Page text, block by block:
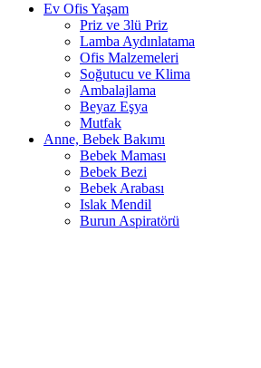
Ev Ofis Yaşam
Priz ve 3lü Priz
Lamba Aydınlatama
Ofis Malzemeleri
Soğutucu ve Klima
Ambalajlama
Beyaz Eşya
Mutfak
Anne, Bebek Bakımı
Bebek Maması
Bebek Bezi
Bebek Arabası
Islak Mendil
Burun Aspiratörü